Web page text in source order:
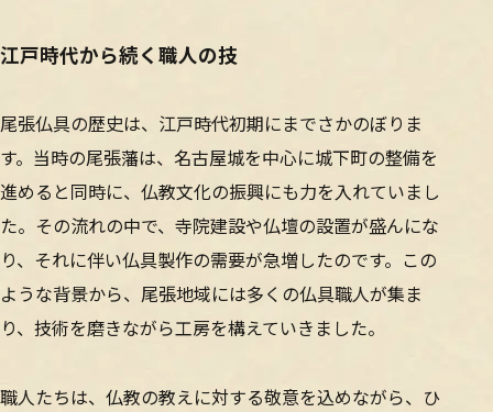
江戸時代から続く職人の技
尾張仏具の歴史は、江戸時代初期にまでさかのぼりま
す。当時の尾張藩は、名古屋城を中心に城下町の整備を
進めると同時に、仏教文化の振興にも力を入れていまし
た。その流れの中で、寺院建設や仏壇の設置が盛んにな
り、それに伴い仏具製作の需要が急増したのです。この
ような背景から、尾張地域には多くの仏具職人が集ま
り、技術を磨きながら工房を構えていきました。
職人たちは、仏教の教えに対する敬意を込めながら、ひ